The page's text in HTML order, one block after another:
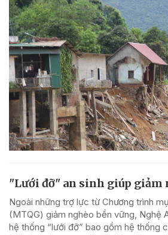
"Lưới đỡ" an sinh giúp giảm
Ngoài những trợ lực từ Chương trình
(MTQG) giảm nghèo bền vững, Nghệ
hệ thống “lưới đỡ” bao gồm hệ thống